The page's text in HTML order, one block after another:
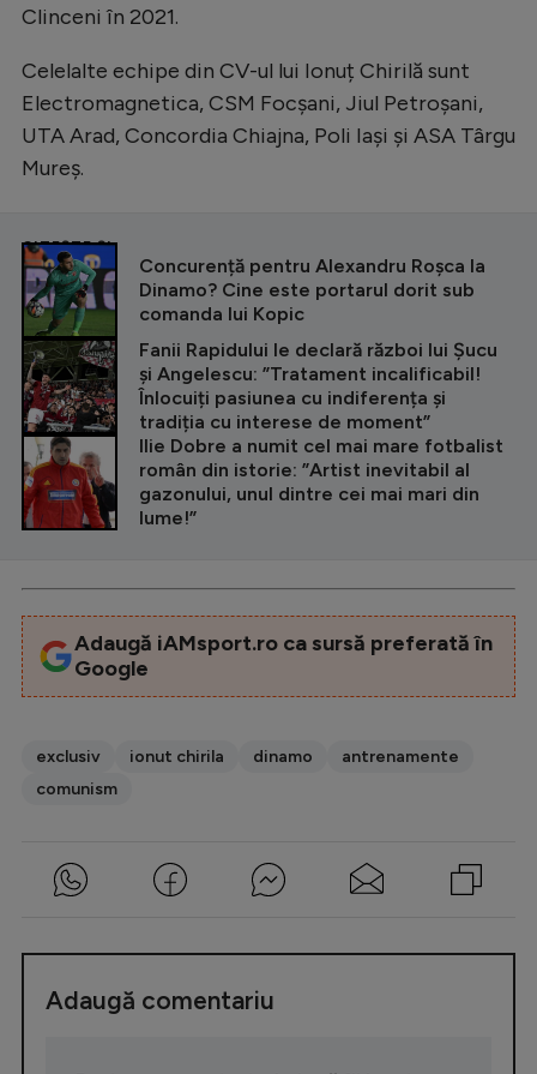
Clinceni în 2021.
Celelalte echipe din CV-ul lui Ionuț Chirilă sunt
Electromagnetica, CSM Focșani, Jiul Petroșani,
UTA Arad, Concordia Chiajna, Poli Iași și ASA Târgu
Mureș.
CITEȘTE ȘI
Concurență pentru Alexandru Roșca la
Dinamo? Cine este portarul dorit sub
comanda lui Kopic
Fanii Rapidului le declară război lui Șucu
și Angelescu: ”Tratament incalificabil!
Înlocuiți pasiunea cu indiferența și
tradiția cu interese de moment”
Ilie Dobre a numit cel mai mare fotbalist
român din istorie: ”Artist inevitabil al
gazonului, unul dintre cei mai mari din
lume!”
Adaugă iAMsport.ro ca sursă preferată în
Google
exclusiv ionut chirila dinamo
antrenamente
comunism
Adaugă comentariu